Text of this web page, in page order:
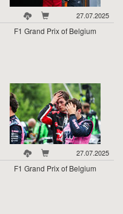
27.07.2025
F1 Grand Prix of Belgium
27.07.2025
F1 Grand Prix of Belgium